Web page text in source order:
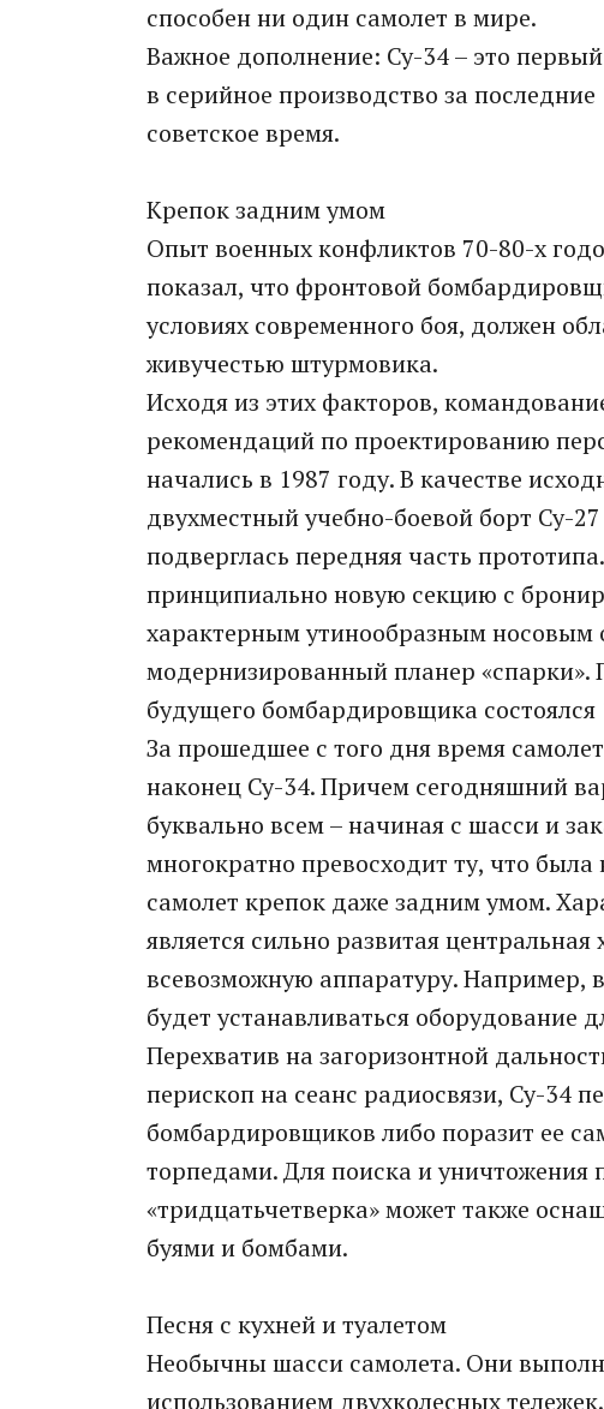
способен ни один самолет в мире.
Важное дополнение: Су-34 – это
в серийное производство за
советское время.
Крепок задним умом
Опыт военных конфликтов 70-80-х
показал, что фронтовой
условиях современного боя, должен
живучестью штурмовика.
Исходя из этих факторов,
рекомендаций по проектированию
начались в 1987 году. В качестве
двухместный учебно-боевой борт Су-
подверглась передняя часть
принципиально новую секцию с
характерным утинообразным носовым
модернизированный планер «спарки».
будущего бомбардировщика состоялся
За прошедшее с того дня время
наконец Су-34. Причем сегодняшний
буквально всем – начиная с шасси и
многократно превосходит ту, что
самолет крепок даже задним умом.
является сильно развитая
всевозможную аппаратуру. Например,
будет устанавливаться оборудование
Перехватив на загоризонтной
перископ на сеанс радиосвязи, Су-34
бомбардировщиков либо поразит ее
торпедами. Для поиска и уничтожения
«тридцатьчетверка» может также
буями и бомбами.
Песня с кухней и туалетом
Необычны шасси самолета. Они
использованием двухколесных тележек.